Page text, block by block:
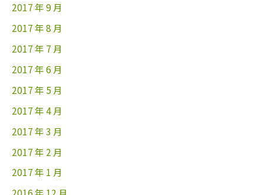
2017 年 9 月
2017 年 8 月
2017 年 7 月
2017 年 6 月
2017 年 5 月
2017 年 4 月
2017 年 3 月
2017 年 2 月
2017 年 1 月